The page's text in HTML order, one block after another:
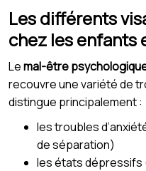
Les différents
chez les enfants
Lemal-être
recouvre une variété de
distingue principalement :
les troubles
de séparation)
les états